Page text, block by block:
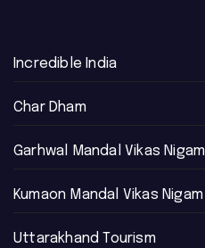
Incredible India
Char Dham
Garhwal Mandal Vikas Nigam
Kumaon Mandal Vikas Nigam
Uttarakhand Tourism